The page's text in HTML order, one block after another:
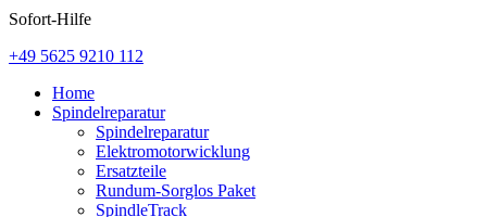
Sofort-Hilfe
+49 5625 9210 112
Home
Spindelreparatur
Spindelreparatur
Elektromotorwicklung
Ersatzteile
Rundum-Sorglos Paket
SpindleTrack